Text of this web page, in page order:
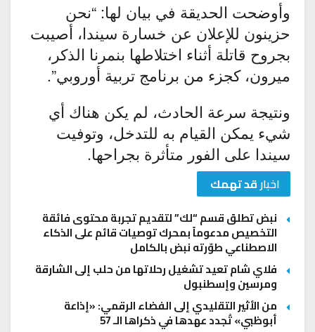
وأوضحت الحديقة في بيان لها: “نحن
حزينون للإعلان عن خسارة سيندا، أصيبت
بجروح قاتلة أثناء اختلاطها بنمرنا الذكر،
ميرون، كجزء من برنامج تربية أوروبي”.
ونتيجة سرعة الحادث، لم يكن هناك أي
شيء يمكن القيام به للتدخل، وتوفيت
سيندا على الفور متأثرة بجراحها.
اخبارقد تهمك
نبض تطلق قسم “لك” لتقديم تجربة محتوى فائقة
التخصيص مدعوماً بمحرك توصيات قائم على الذكاء
الاصطناعي طوّرته نبض بالكامل
فلاي شام تعيد تشغيل رحلاتها من حلب إلى الشارقة
ومرسين وإسطنبول
من الأثير التقليدي إلى الفضاء الرقمي: «إذاعة
أبوظبي» تُجدد عهدها في ذكراها الـ 57